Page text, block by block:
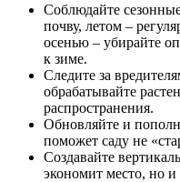
Соблюдайте
почву, летом –
осенью – убирайте
к зиме.
Следите за
обрабатывайте
распространения.
Обновляйте и
поможет саду не
Создавайте
экономит место, но и